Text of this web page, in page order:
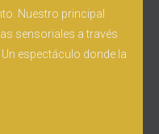
Nuestro principal
sensoriales a través
espectáculo donde la